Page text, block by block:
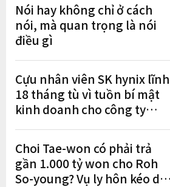
Nói hay không chỉ ở cách
nói, mà quan trọng là nói
điều gì
Cựu nhân viên SK hynix lĩnh
18 tháng tù vì tuồn bí mật
kinh doanh cho công ty
Choi Tae-won có phải trả
gần 1.000 tỷ won cho Roh
So-young? Vụ ly hôn kéo dài